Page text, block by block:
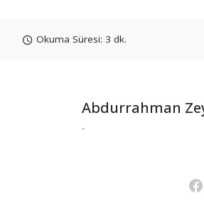
Okuma Süresi: 3 dk.
Abdurrahman
-